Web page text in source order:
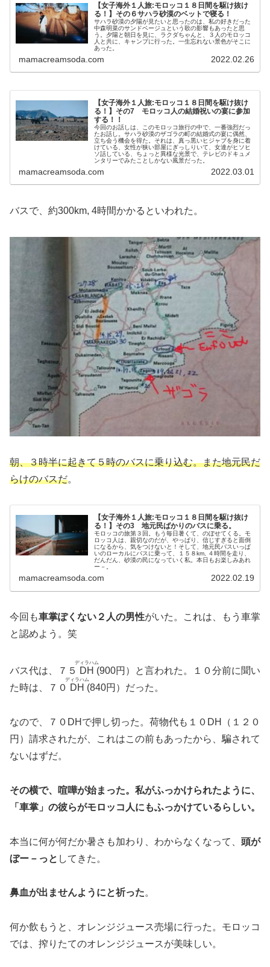
【女子海外１人旅:モロッコ１８日間を駆け抜け
る！】その６サハラ砂漠のベットで寝る！
サハラ砂漠の夕陽が見たいと思ったのは、私の好きだった
中森明菜のサンドベージュという歌の影響もあったと思
う。夕陽と朝日を見に、ラクダちゃんと、３人のモロッコ
人と共に、キャンプに行った。一生忘れない景色がそこに
あった。
mamacreamsoda.com 2022.02.26
【女子海外１人旅:モロッコ１８日間を駆け抜け
る！】その7 モロッコ人の結婚祝いの宴に参加
する！！
今回のお話しは、このモロッコ旅行の中で、一番強烈だっ
たお話し。サハラ砂漠のザゴラの町の結婚式の宴に偶然、
立ち会う機会を得た。それは、真っ黒いヒジャブを身に着
けている、女性が狭い部屋にぎっしりいて、女達がヒソヒ
ソ話している、ちょっと異様な光景で、テレビのドキュメ
ンタリーでみたことしかない風景だった。
mamacreamsoda.com 2022.03.01
バスで、約300km, 4時間かかるといわれた。
朝、３時半に起きて５時のバスに乗り込む。また地元民だ
らけのバスだ。
【女子海外１人旅:モロッコ１８日間を駆け抜け
る！】その3 地元民ばかりのバスに乗る。
モロッコの旅第３回。もう毎日暑くて、のぼせてくる。モ
ロッコ人は、親切なのだが、やっぱり、信じすぎると面倒
になるから、気をつけないと！そして、地元民バスいっぱ
いのローカルにバスに乗って、１５８km, ４時間を走り、
だんだん、砂漠の民になっていく私。本日もお楽しみあれ
ー－。
mamacreamsoda.com 2022.02.19
今回も車掌ぽくない２人の男性がいた。これは、もう車掌
と認めよう。笑
バス代は、７５ DH
ディラハム
(900円）と言われた。１０分前に聞い
た時は、７０ DH
ディラハム
(840円）だった。
なので、７０DHで押し切った。荷物代も１０DH（１２０
円）請求されたが、これはこの前もあったから、騙されて
ないはずだ。
その横で、喧嘩が始まった。私がふっかけられたように、
「車掌」の彼らがモロッコ人にもふっかけているらしい。
本当に何が何だか暑さも加わり、わからなくなって、 頭が
ぼー－っと してきた。
鼻血が出ませんようにと祈った。
何か飲もうと、オレンジジュース売場に行った。モロッコ
では、搾りたてのオレンジジュースが美味しい。